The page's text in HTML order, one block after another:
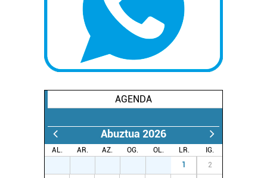
buruzko informazio gehiago eta ezarri zure lehentasunak
datuen atalean. Edozein unetan alda edo ken dezakezu
zure baimena Cookieen adierazpenean.
Webgune honek cookie propioak eta hirugarrenen cookie-
zerbitzuak hobetzeko asmoz, cookie teknologiaz
erabiltzeko baimen esplizitua ematen diguzu.Gehiago
irakurri
AGENDA
Abuztua 2026
AL. AR. AZ. OG. OL. LR.
IG.
1 2